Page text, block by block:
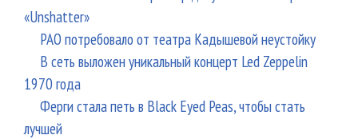
«Unshatter»
РАО потребовало от театра Кадышевой неустойку
В сеть выложен уникальный концерт Led Zeppelin
1970 года
Ферги стала петь в Black Eyed Peas, чтобы стать
лучшей